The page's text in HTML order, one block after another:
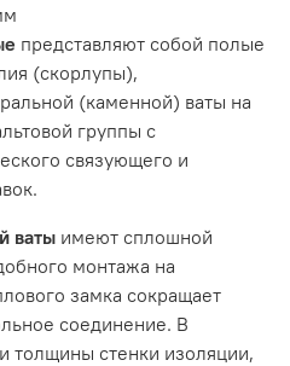
представляют собой полые
(скорлупы),
(каменной) ваты на
группы с
связующего и
ваты имеют сплошной
монтажа на
замка сокращает
соединение. В
толщины стенки изоляции,